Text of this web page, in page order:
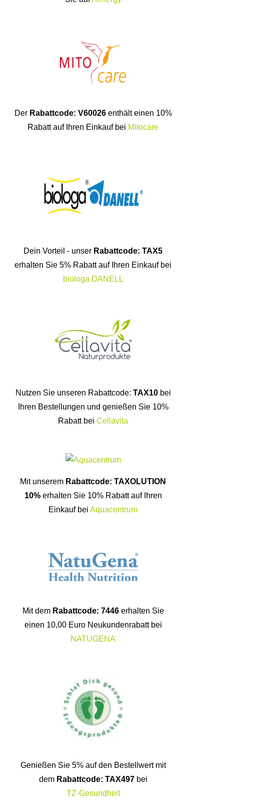
Der Rabattcode: V60026 enthält einen 10%
Rabatt auf Ihren Einkauf bei Mitocare
Dein Vorteil - unser Rabattcode: TAX5
erhalten Sie 5% Rabatt auf Ihren Einkauf bei
biologa DANELL
Nutzen Sie unseren Rabattcode: TAX10bei
Ihren Bestellungen und genießen Sie 10%
Rabatt bei Cellavita
Mit unserem Rabattcode: TAXOLUTION
10%erhalten Sie 10% Rabatt auf Ihren
Einkauf bei Aquacentrum
Mit dem Rabattcode: 7446erhalten Sie
einen 10,00 Euro Neukundenrabatt bei
NATUGENA
Genießen Sie 5% auf den Bestellwert mit
dem Rabattcode: TAX497 bei
TZ-Gesundheit